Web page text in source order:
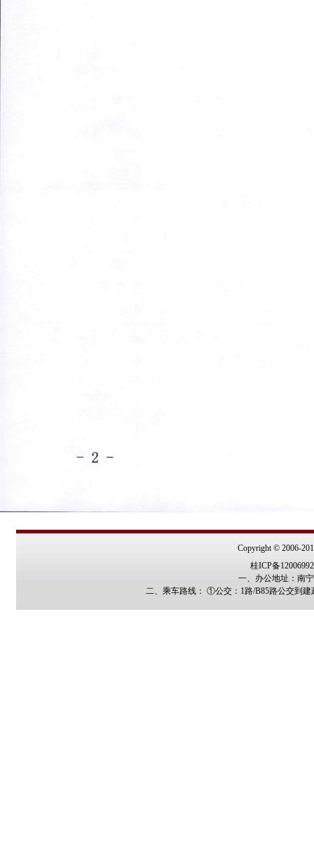
Copyright © 2006-
桂ICP备
一、办公地址：南
二、乘车路线： ①公交：1路/B85路公交到